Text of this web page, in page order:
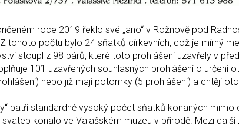
roce 2019 řeklo své „ano“ v Rožnově pod
tohoto počtu bylo 24 sňatků církevních, což je mírný
stoupl z 98 párů, které toto prohlášení uzavřely v
101 uzavřených souhlasných prohlášení o určení
nebo již mají potomky (5 prohlášení) a chtějí
patří standardně vysoký počet sňatků konaných mimo
konalo ve Valašském muzeu v přírodě. Mezi